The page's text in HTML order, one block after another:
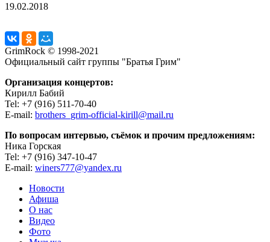
19.02.2018
GrimRock © 1998-2021
Официальный сайт группы "Братья Грим"
Организация концертов:
Кирилл Бабий
Tel: +7 (916) 511-70-40
E-mail: brothers_grim-official-kirill@mail.ru
По вопросам интервью, съёмок и прочим предложениям:
Ника Горская
Tel: +7 (916) 347-10-47
E-mail: winers777@yandex.ru
Новости
Афиша
О нас
Видео
Фото